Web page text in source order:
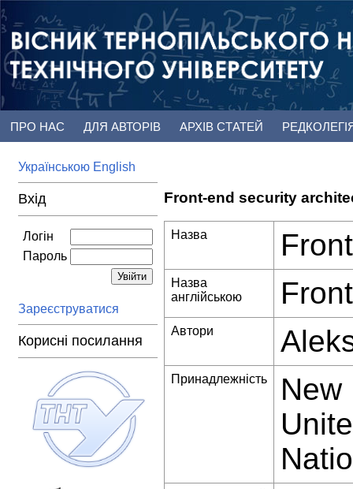
ПРО НАС ДЛЯ АВТОРІВ АРХІВ СТАТЕЙ
Українською English
Вхід
Логін
Пароль
Зареєструватися
Корисні посилання
Front-end security
Назва
Назва
англійською
Автори
Принадлежність
New